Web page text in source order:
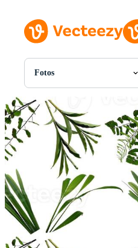
Fotos
Todas Imágenes
Fotos
PNGs
PSDs
SVGs
Plantillas
Vectores
Videos
Gráficos en Movimiento
Imágenes Editoriales
Eventos Editoriales